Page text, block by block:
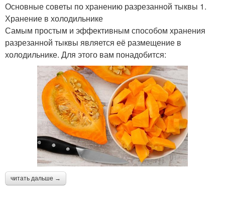
Основные советы по хранению разрезанной тыквы 1.
Хранение в холодильнике
Самым простым и эффективным способом хранения
разрезанной тыквы является её размещение в
холодильнике. Для этого вам понадобится:
читать дальше →